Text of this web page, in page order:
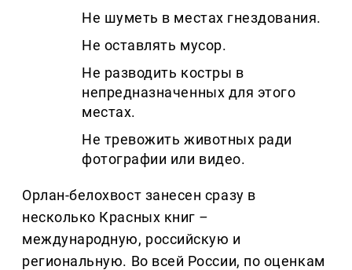
Не шуметь в местах гнездования.
Не оставлять мусор.
Не разводить костры в
непредназначенных для этого
местах.
Не тревожить животных ради
фотографии или видео.
Орлан-белохвост занесен сразу в
несколько Красных книг –
международную, российскую и
региональную. Во всей России, по оценкам